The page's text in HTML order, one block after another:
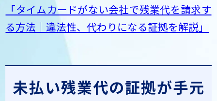
「タイムカードがない会社で残業代を請求す
る方法｜違法性、代わりになる証拠を解説」
未払い残業代の証拠が手元